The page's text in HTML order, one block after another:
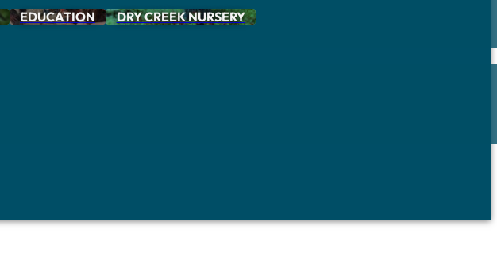
EDUCATION DRY CREEK NURSERY